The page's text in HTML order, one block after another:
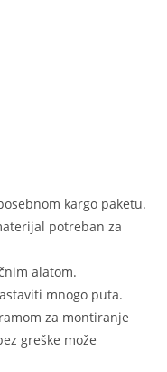
kargo paketu.
potreban za
alatom.
mnogo puta.
za montiranje
greške može